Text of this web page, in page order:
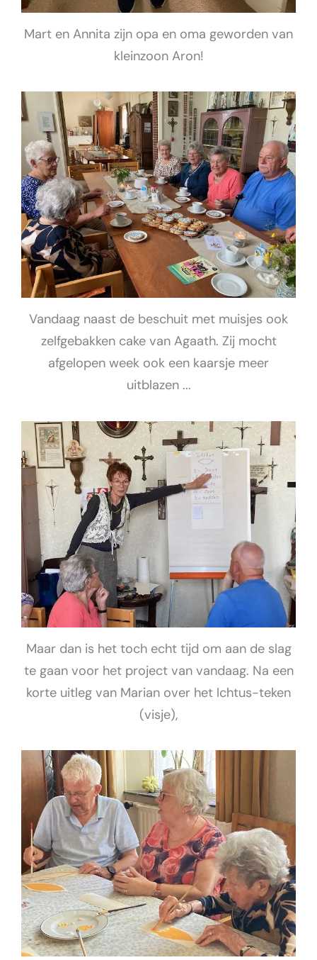
Mart en Annita zijn opa en oma geworden van
kleinzoon Aron!
Vandaag naast de beschuit met muisjes ook
zelfgebakken cake van Agaath. Zij mocht
afgelopen week ook een kaarsje meer
uitblazen ...
Maar dan is het toch echt tijd om aan de slag
te gaan voor het project van vandaag. Na een
korte uitleg van Marian over het Ichtus-teken
(visje),